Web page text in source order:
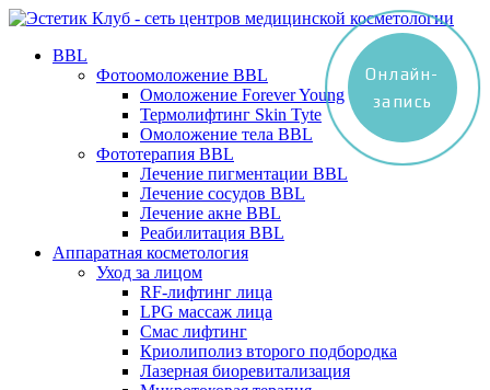
BBL
Фотоомоложение BBL
Омоложение Forever Young
Термолифтинг Skin Tyte
Омоложение тела BBL
Фототерапия BBL
Лечение пигментации BBL
Лечение сосудов BBL
Лечение акне BBL
Реабилитация BBL
Аппаратная косметология
Уход за лицом
RF-лифтинг лица
LPG массаж лица
Смас лифтинг
Криолиполиз второго подбородка
Лазерная биоревитализация
Онлайн-
запись